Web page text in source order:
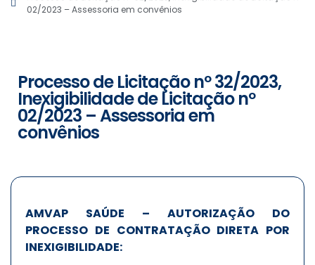
02/2023 – Assessoria em convênios
Processo de Licitação nº 32/2023,
Inexigibilidade de Licitação nº
02/2023 – Assessoria em
convênios
AMVAP SAÚDE – AUTORIZAÇÃO DO
PROCESSO DE CONTRATAÇÃO DIRETA POR
INEXIGIBILIDADE: